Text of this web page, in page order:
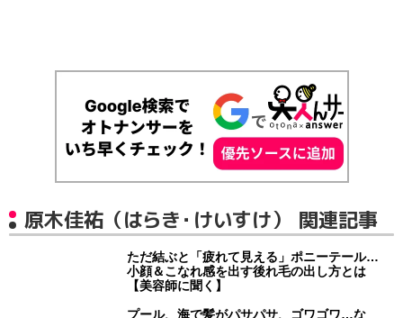
原木佳祐（はらき・けいすけ） 関連記事
ただ結ぶと「疲れて見える」ポニーテール…
小顔＆こなれ感を出す後れ毛の出し方とは
【美容師に聞く】
プール、海で髪がパサパサ、ゴワゴワ…な